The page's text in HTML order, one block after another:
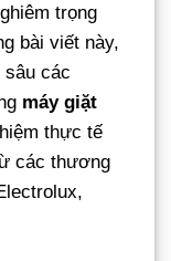
trọng
bài viết này,
sâu các
máy giặt
thực tế
các thương